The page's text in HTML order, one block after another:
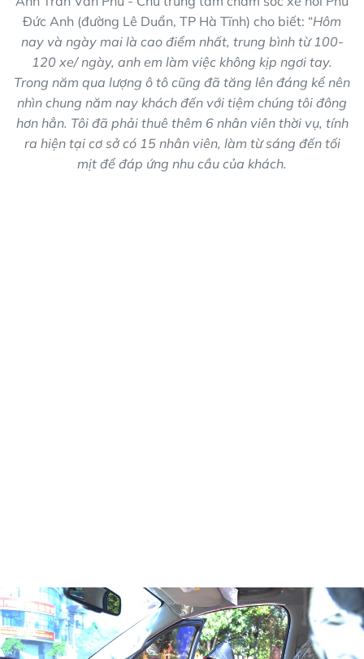
Đức Anh (đường Lê Duẩn, TP Hà Tĩnh) cho biết: “Hôm
nay và ngày mai là cao điểm nhất, trung bình từ 100-
120 xe/ ngày, anh em làm việc không kịp ngơi tay.
Trong năm qua lượng ô tô cũng đã tăng lên đáng kể nên
nhìn chung năm nay khách đến với tiệm chúng tôi đông
hơn hẳn. Tôi đã phải thuê thêm 6 nhân viên thời vụ, tính
ra hiện tại cơ sở có 15 nhân viên, làm từ sáng đến tối
mịt để đáp ứng nhu cầu của khách.